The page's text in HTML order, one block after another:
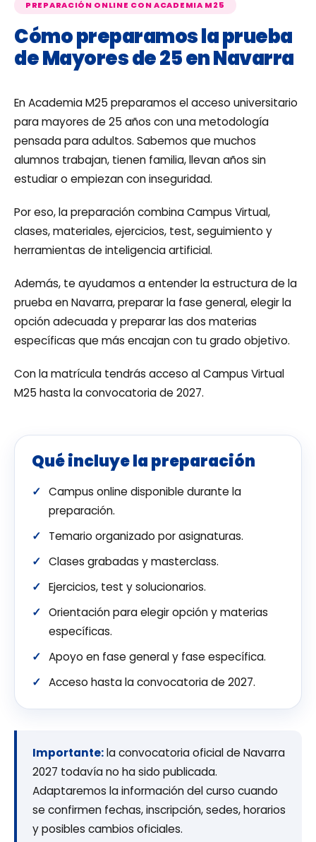
PREPARACIÓN ONLINE CON ACADEMIA M25
Cómo preparamos la prueba
de Mayores de 25 en Navarra
En Academia M25 preparamos el acceso universitario
para mayores de 25 años con una metodología
pensada para adultos. Sabemos que muchos
alumnos trabajan, tienen familia, llevan años sin
estudiar o empiezan con inseguridad.
Por eso, la preparación combina Campus Virtual,
clases, materiales, ejercicios, test, seguimiento y
herramientas de inteligencia artificial.
Además, te ayudamos a entender la estructura de la
prueba en Navarra, preparar la fase general, elegir la
opción adecuada y preparar las dos materias
específicas que más encajan con tu grado objetivo.
Con la matrícula tendrás acceso al Campus Virtual
M25 hasta la convocatoria de 2027.
Qué incluye la preparación
Campus online disponible durante la
preparación.
Temario organizado por asignaturas.
Clases grabadas y masterclass.
Ejercicios, test y solucionarios.
Orientación para elegir opción y materias
específicas.
Apoyo en fase general y fase específica.
Acceso hasta la convocatoria de 2027.
Importante:la convocatoria oficial de Navarra
2027 todavía no ha sido publicada.
Adaptaremos la información del curso cuando
se confirmen fechas, inscripción, sedes, horarios
y posibles cambios oficiales.